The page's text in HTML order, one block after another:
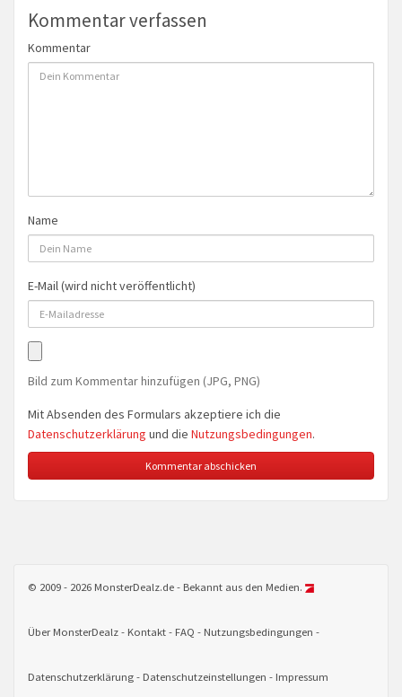
Kommentar verfassen
Kommentar
Name
E-Mail (wird nicht veröffentlicht)
Bild zum Kommentar hinzufügen (JPG, PNG)
Mit Absenden des Formulars akzeptiere ich die
Datenschutzerklärung und die Nutzungsbedingungen.
© 2009 - 2026 MonsterDealz.de - Bekannt aus den Medien.
Über MonsterDealz Kontakt FAQ Nutzungsbedingungen
Datenschutzerklärung Datenschutzeinstellungen Impressum